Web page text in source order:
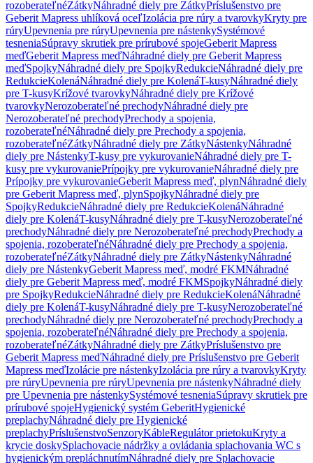
rozoberateľnéZátkyNáhradné diely pre ZátkyPríslušenstvo pre
Geberit Mapress uhlíková oceľIzolácia pre rúry a tvarovkyKryty pre
rúryUpevnenia pre rúryUpevnenia pre nástenkySystémové
tesneniaSúpravy skrutiek pre prírubové spojeGeberit Mapress
meďGeberit Mapress meďNáhradné diely pre Geberit Mapress
meďSpojkyNáhradné diely pre SpojkyRedukcieNáhradné diely pre
RedukcieKolenáNáhradné diely pre KolenáT-kusyNáhradné diely
pre T-kusyKrížové tvarovkyNáhradné diely pre Krížové
tvarovkyNerozoberateľné prechodyNáhradné diely pre
Nerozoberateľné prechodyPrechody a spojenia,
rozoberateľnéNáhradné diely pre Prechody a spojenia,
rozoberateľnéZátkyNáhradné diely pre ZátkyNástenkyNáhradné
diely pre NástenkyT-kusy pre vykurovanieNáhradné diely pre T-
kusy pre vykurovaniePrípojky pre vykurovanieNáhradné diely pre
Prípojky pre vykurovanieGeberit Mapress meď, plynNáhradné diely
pre Geberit Mapress meď, plynSpojkyNáhradné diely pre
SpojkyRedukcieNáhradné diely pre RedukcieKolenáNáhradné
diely pre KolenáT-kusyNáhradné diely pre T-kusyNerozoberateľné
prechodyNáhradné diely pre Nerozoberateľné prechodyPrechody a
spojenia, rozoberateľnéNáhradné diely pre Prechody a spojenia,
rozoberateľnéZátkyNáhradné diely pre ZátkyNástenkyNáhradné
diely pre NástenkyGeberit Mapress meď, modré FKMNáhradné
diely pre Geberit Mapress meď, modré FKMSpojkyNáhradné diely
pre SpojkyRedukcieNáhradné diely pre RedukcieKolenáNáhradné
diely pre KolenáT-kusyNáhradné diely pre T-kusyNerozoberateľné
prechodyNáhradné diely pre Nerozoberateľné prechodyPrechody a
spojenia, rozoberateľnéNáhradné diely pre Prechody a spojenia,
rozoberateľnéZátkyNáhradné diely pre ZátkyPríslušenstvo pre
Geberit Mapress meďNáhradné diely pre Príslušenstvo pre Geberit
Mapress meďIzolácie pre nástenkyIzolácia pre rúry a tvarovkyKryty
pre rúryUpevnenia pre rúryUpevnenia pre nástenkyNáhradné diely
pre Upevnenia pre nástenkySystémové tesneniaSúpravy skrutiek pre
prírubové spojeHygienický systém GeberitHygienické
preplachyNáhradné diely pre Hygienické
preplachyPríslušenstvoSenzoryKábleRegulátor prietokuKryty a
krycie doskySplachovacie nádržky a ovládania splachovania WC s
hygienickým prepláchnutímNáhradné diely pre Splachovacie